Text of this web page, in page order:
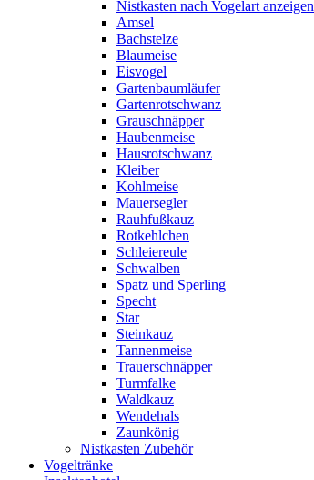
Nistkasten nach Vogelart anzeigen
Amsel
Bachstelze
Blaumeise
Eisvogel
Gartenbaumläufer
Gartenrotschwanz
Grauschnäpper
Haubenmeise
Hausrotschwanz
Kleiber
Kohlmeise
Mauersegler
Rauhfußkauz
Rotkehlchen
Schleiereule
Schwalben
Spatz und Sperling
Specht
Star
Steinkauz
Tannenmeise
Trauerschnäpper
Turmfalke
Waldkauz
Wendehals
Zaunkönig
Nistkasten Zubehör
Vogeltränke